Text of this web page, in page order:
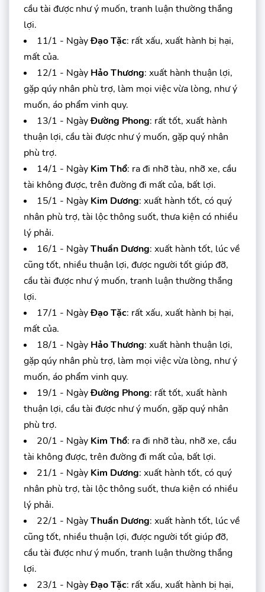
cầu tài được như ý muốn, tranh luận thường thắng
lợi.
11/1 - NgàyĐạo Tặc: rất xấu, xuất hành bị hại,
mất của.
12/1 - Ngày Hảo Thương: xuất hành thuận lợi,
gặp qúy nhân phù trợ, làm mọi việc vừa lòng, như ý
muốn, áo phẩm vinh quy.
13/1 - NgàyĐường Phong: rất tốt, xuất hành
thuận lợi, cầu tài được như ý muốn, gặp quý nhân
phù trợ.
14/1 - Ngày Kim Thổ: ra đi nhỡ tàu, nhỡ xe, cầu
tài không được, trên đường đi mất của, bất lợi.
15/1 - Ngày Kim Dương: xuất hành tốt, có quý
nhân phù trợ, tài lộc thông suốt, thưa kiện có nhiều
lý phải.
16/1 - NgàyThuần Dương: xuất hành tốt, lúc về
cũng tốt, nhiều thuận lợi, được người tốt giúp đỡ,
cầu tài được như ý muốn, tranh luận thường thắng
lợi.
17/1 - NgàyĐạo Tặc: rất xấu, xuất hành bị hại,
mất của.
18/1 - Ngày Hảo Thương: xuất hành thuận lợi,
gặp qúy nhân phù trợ, làm mọi việc vừa lòng, như ý
muốn, áo phẩm vinh quy.
19/1 - NgàyĐường Phong: rất tốt, xuất hành
thuận lợi, cầu tài được như ý muốn, gặp quý nhân
phù trợ.
20/1 - Ngày Kim Thổ: ra đi nhỡ tàu, nhỡ xe, cầu
tài không được, trên đường đi mất của, bất lợi.
21/1 - Ngày Kim Dương: xuất hành tốt, có quý
nhân phù trợ, tài lộc thông suốt, thưa kiện có nhiều
lý phải.
22/1 - NgàyThuần Dương: xuất hành tốt, lúc về
cũng tốt, nhiều thuận lợi, được người tốt giúp đỡ,
cầu tài được như ý muốn, tranh luận thường thắng
lợi.
23/1 - NgàyĐạo Tặc: rất xấu, xuất hành bị hại,